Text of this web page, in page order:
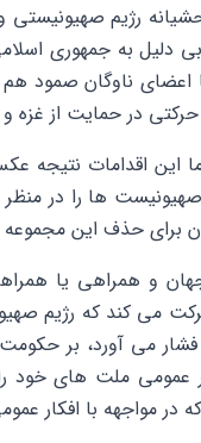
رژیم
بی دلیل به جمهوری
با اعضای ناوگان صمود
در حمایت از غزه
این اقدامات نتیجه
ها را در منظر
برای حذف این
و همراهی یا
می کند که رژیم
فشار می آورد، بر
عمومی ملت های
مواجهه با افکار